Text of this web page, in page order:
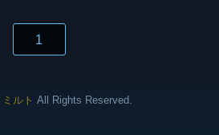
1
ミルト All Rights Reserved.